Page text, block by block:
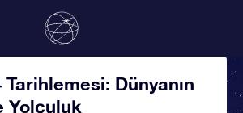
Dünyanın
Yolculuk